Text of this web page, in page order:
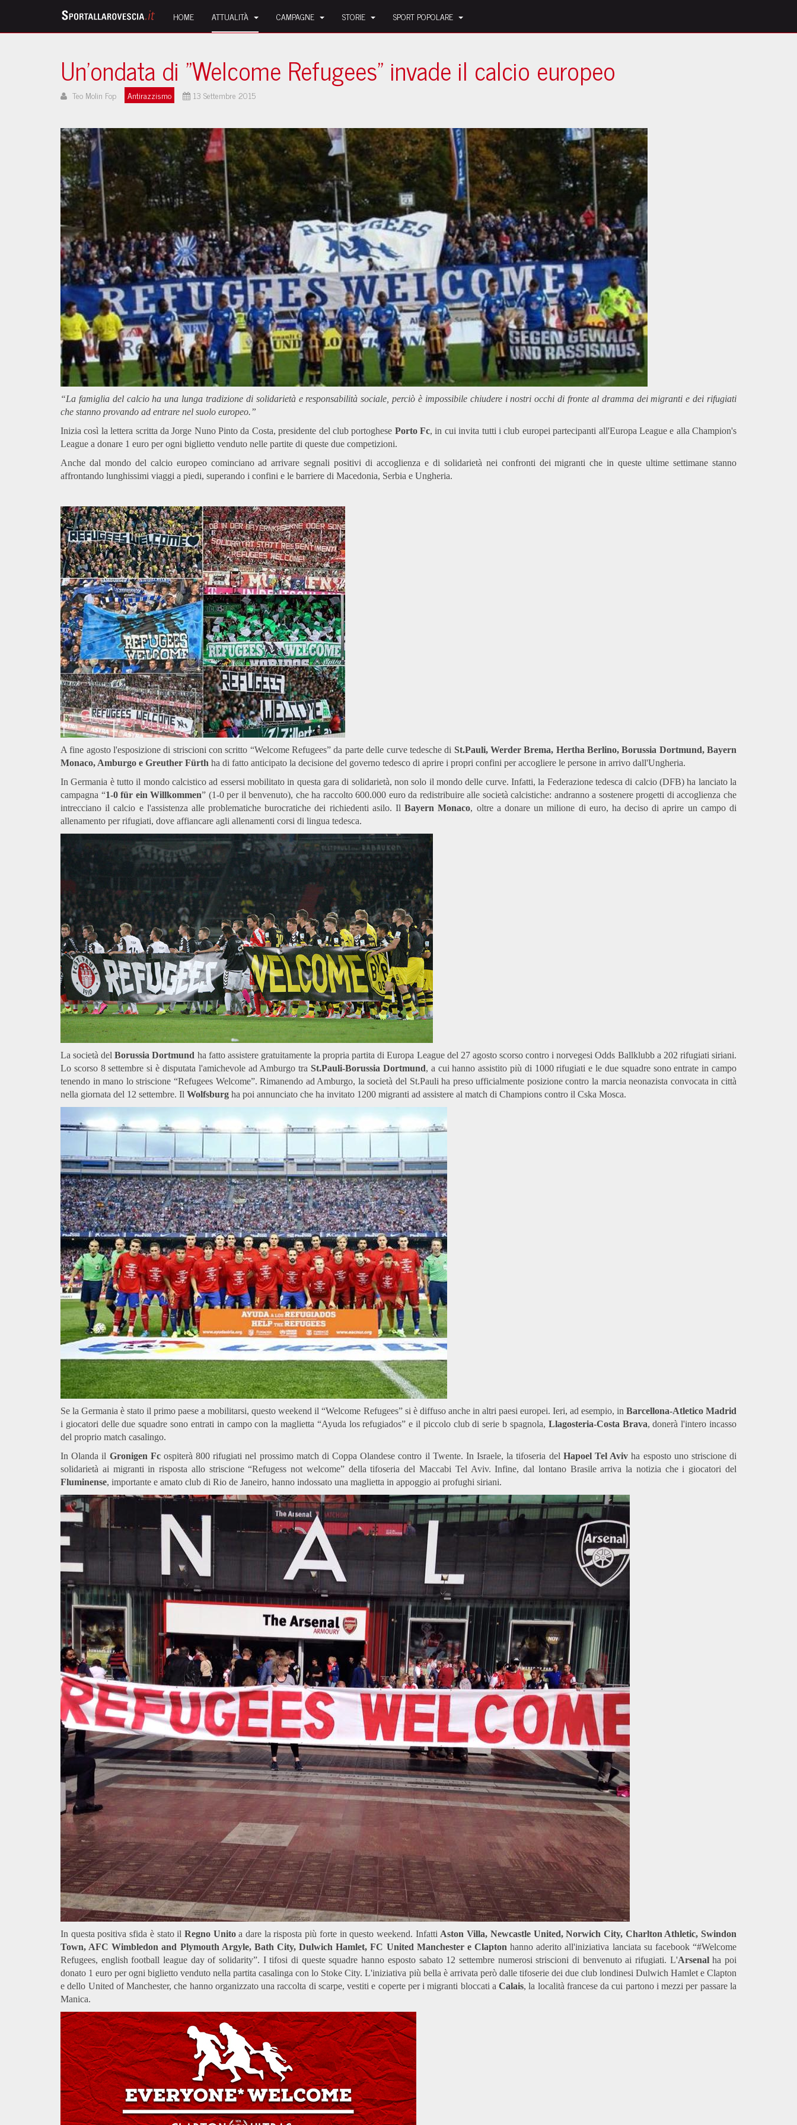
HOME ATTUALITÀ CAMPAGNE STORIE SPORT POPOLARE
Un'ondata di "Welcome Refugees" invade il calcio europeo
Teo Molin Fop Antirazzismo 13 Settembre 2015
“La famiglia del calcio ha una lunga tradizione di solidarietà e responsabilità sociale, perciò è impossibile chiudere i nostri occhi di fronte al dramma dei migranti e dei rifugiati
che stanno provando ad entrare nel suolo europeo.”
Inizia così la lettera scritta da Jorge Nuno Pinto da Costa, presidente del club portoghese Porto Fc, in cui invita tutti i club europei partecipanti all'Europa League e alla Champion's
League a donare 1 euro per ogni biglietto venduto nelle partite di queste due competizioni.
Anche dal mondo del calcio europeo cominciano ad arrivare segnali positivi di accoglienza e di solidarietà nei confronti dei migranti che in queste ultime settimane stanno
affrontando lunghissimi viaggi a piedi, superando i confini e le barriere di Macedonia, Serbia e Ungheria.
A fine agosto l'esposizione di striscioni con scritto “Welcome Refugees” da parte delle curve tedesche di St.Pauli, Werder Brema, Hertha Berlino, Borussia Dortmund, Bayern
Monaco, Amburgo e Greuther Fürth ha di fatto anticipato la decisione del governo tedesco di aprire i propri confini per accogliere le persone in arrivo dall'Ungheria.
In Germania è tutto il mondo calcistico ad essersi mobilitato in questa gara di solidarietà, non solo il mondo delle curve. Infatti, la Federazione tedesca di calcio (DFB) ha lanciato la
campagna “1-0 für ein Willkommen” (1-0 per il benvenuto), che ha raccolto 600.000 euro da redistribuire alle società calcistiche: andranno a sostenere progetti di accoglienza che
intrecciano il calcio e l'assistenza alle problematiche burocratiche dei richiedenti asilo. IlBayern Monaco, oltre a donare un milione di euro, ha deciso di aprire un campo di
allenamento per rifugiati, dove affiancare agli allenamenti corsi di lingua tedesca.
La società delBorussia Dortmund ha fatto assistere gratuitamente la propria partita di Europa League del 27 agosto scorso contro i norvegesi Odds Ballklubb a 202 rifugiati siriani.
Lo scorso 8 settembre si è disputata l'amichevole ad Amburgo traSt.Pauli-Borussia Dortmund, a cui hanno assistito più di 1000 rifugiati e le due squadre sono entrate in campo
tenendo in mano lo striscione “Refugees Welcome”. Rimanendo ad Amburgo, la società del St.Pauli ha preso ufficialmente posizione contro la marcia neonazista convocata in città
nella giornata del 12 settembre. Il Wolfsburg ha poi annunciato che ha invitato 1200 migranti ad assistere al match di Champions contro il Cska Mosca.
Se la Germania è stato il primo paese a mobilitarsi, questo weekend il “Welcome Refugees” si è diffuso anche in altri paesi europei. Ieri, ad esempio, in Barcellona-Atletico Madrid
i giocatori delle due squadre sono entrati in campo con la maglietta “Ayuda los refugiados” e il piccolo club di serie b spagnola, Llagosteria-Costa Brava, donerà l'intero incasso
del proprio match casalingo.
In Olanda il Gronigen Fcospiterà 800 rifugiati nel prossimo match di Coppa Olandese contro il Twente. In Israele, la tifoseria del Hapoel Tel Aviv ha esposto uno striscione di
solidarietà ai migranti in risposta allo striscione “Refugess not welcome” della tifoseria del Maccabi Tel Aviv. Infine, dal lontano Brasile arriva la notizia che i giocatori del
Fluminense, importante e amato club di Rio de Janeiro, hanno indossato una maglietta in appoggio ai profughi siriani.
In questa positiva sfida è stato il Regno Unitoa dare la risposta più forte in questo weekend. Infatti Aston Villa, Newcastle United, Norwich City, Charlton Athletic, Swindon
Town, AFC Wimbledon and Plymouth Argyle, Bath City, Dulwich Hamlet, FC United Manchester e Clapton hanno aderito all'iniziativa lanciata su facebook “#Welcome
Refugees, english football league day of solidarity”. I tifosi di queste squadre hanno esposto sabato 12 settembre numerosi striscioni di benvenuto ai rifugiati. L'Arsenalha poi
donato 1 euro per ogni biglietto venduto nella partita casalinga con lo Stoke City. L'iniziativa più bella è arrivata però dalle tifoserie dei due club londinesi Dulwich Hamlet e Clapton
e dello United of Manchester, che hanno organizzato una raccolta di scarpe, vestiti e coperte per i migranti bloccati aCalais, la località francese da cui partono i mezzi per passare la
Manica.